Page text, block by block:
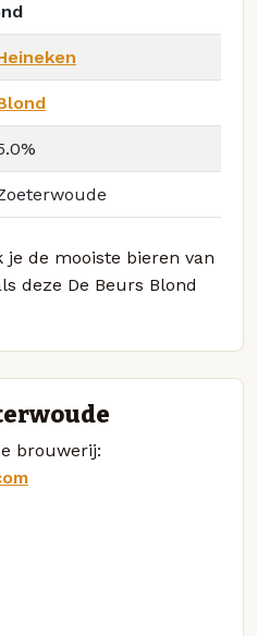
je de mooiste bieren van
deze De Beurs Blond
brouwerij: